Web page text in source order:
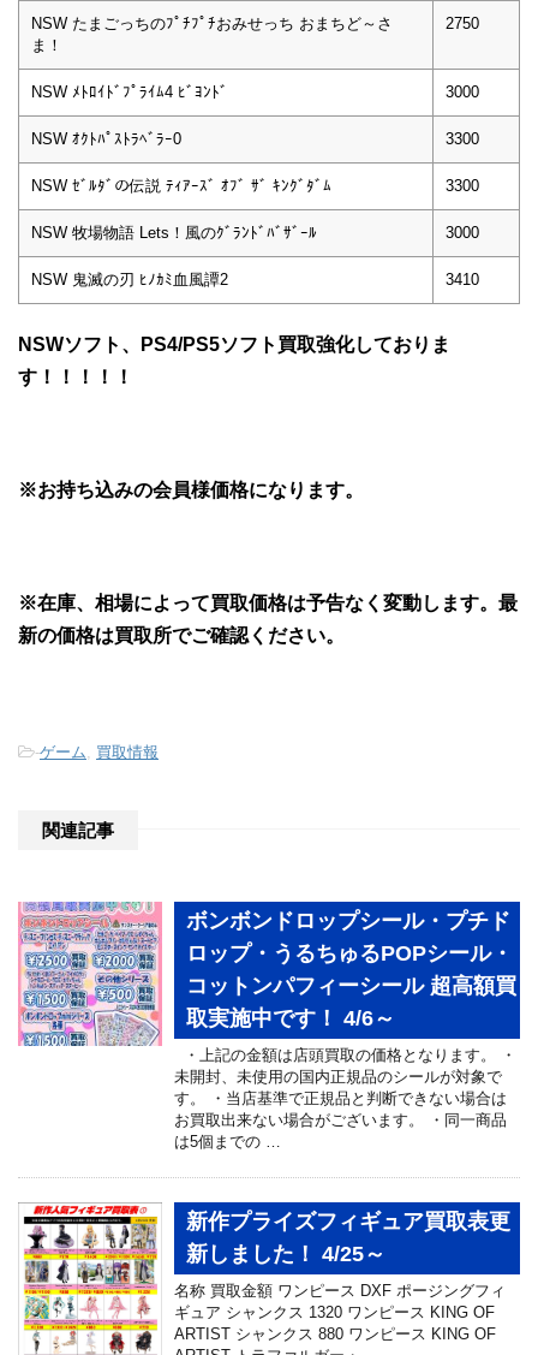
NSW たまごっちのﾌﾟﾁﾌﾟﾁおみせっち おまちど～さ
ま！
2750
NSW ﾒﾄﾛｲﾄﾞﾌﾟﾗｲﾑ4 ﾋﾞﾖﾝﾄﾞ 3000
NSW ｵｸﾄﾊﾟｽﾄﾗﾍﾞﾗｰ0 3300
NSW ｾﾞﾙﾀﾞの伝説 ﾃｨｱｰｽﾞ ｵﾌﾞ ｻﾞ ｷﾝｸﾞﾀﾞﾑ 3300
NSW 牧場物語 Lets！風のｸﾞﾗﾝﾄﾞﾊﾞｻﾞｰﾙ 3000
NSW 鬼滅の刃 ﾋﾉｶﾐ血風譚2 3410
NSWソフト、PS4/PS5ソフト買取強化しておりま
す！！！！！
※お持ち込みの会員様価格になります。
※在庫、相場によって買取価格は予告なく変動します。最
新の価格は買取所でご確認ください。
-ゲーム, 買取情報
関連記事
ボンボンドロップシール・プチド
ロップ・うるちゅるPOPシール・
コットンパフィーシール 超高額買
取実施中です！ 4/6～
・上記の金額は店頭買取の価格となります。 ・
未開封、未使用の国内正規品のシールが対象で
す。 ・当店基準で正規品と判断できない場合は
お買取出来ない場合がございます。 ・同一商品
は5個までの …
新作プライズフィギュア買取表更
新しました！ 4/25～
名称 買取金額 ワンピース DXF ポージングフィ
ギュア シャンクス 1320 ワンピース KING OF
ARTIST シャンクス 880 ワンピース KING OF